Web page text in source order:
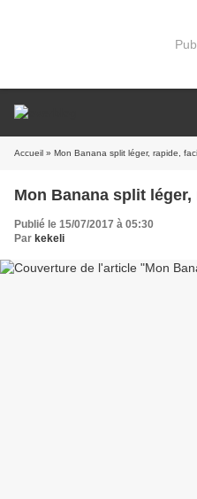
Accueil » Mon Banana split léger, rapide,
Mon Banana split
Publié le 15/07/2017 à 05:30
Par kekeli